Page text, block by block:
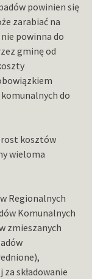
powinien się
zarabiać na
powinna do
gminę od
do
kosztów
wieloma
Regionalnych
Komunalnych
zmieszanych
składowanie